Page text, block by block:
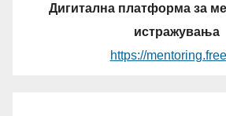
Дигитална платформа за
истражувања
https://